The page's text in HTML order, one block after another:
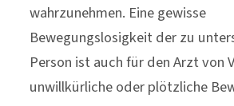
wahrzunehmen. Eine gewisse
Bewegungslosigkeit der zu
Person ist auch für den Arzt von
unwillkürliche oder plötzliche